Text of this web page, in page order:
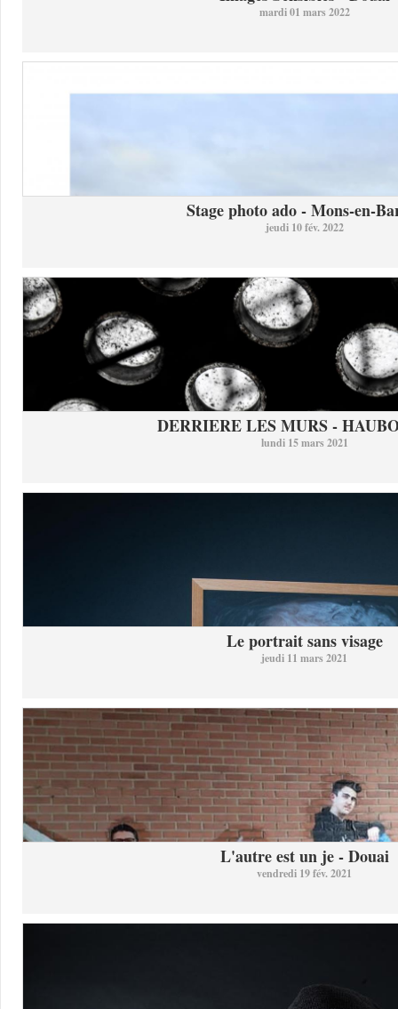
mardi 01 mars 2022
Stage photo ado - Mons-en-
jeudi 10 fév. 2022
DERRIERE LES MURS -
lundi 15 mars 2021
Le portrait sans visage
jeudi 11 mars 2021
L'autre est un je - Douai
vendredi 19 fév. 2021